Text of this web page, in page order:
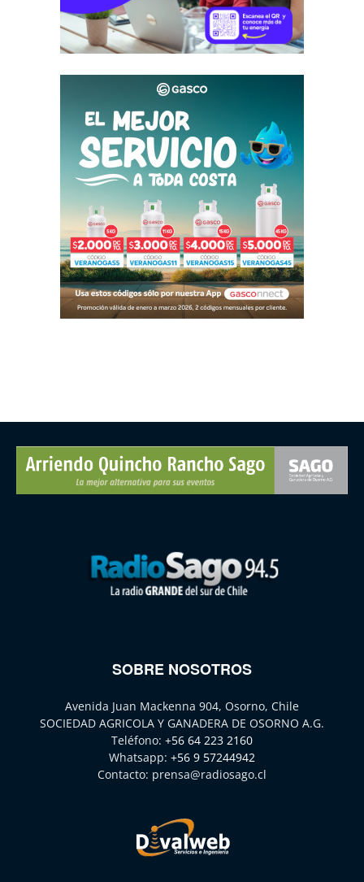
SOBRE NOSOTROS
Avenida Juan Mackenna 904, Osorno, Chile
SOCIEDAD AGRICOLA Y GANADERA DE OSORNO A.G.
Teléfono: +56 64 223 2160
Whatsapp: +56 9 57244942
Contacto: prensa@radiosago.cl